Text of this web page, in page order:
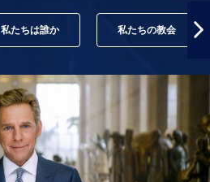
私たちは誰か 私たちの教会